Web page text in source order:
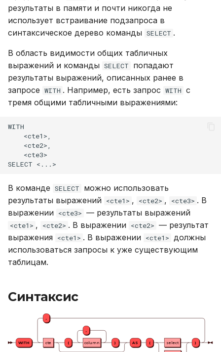
и
я
и
а
версионирования
Резервное копирование
Управление доступом
Аутентификация с
помощью LDAP/LDAPS
Включение протокола
Использование журнала
аудита
сайзингу
Настройка Systemd
Устранение неполадок
CREATE PLUGIN
CREATE PROCEDURE
CREATE ROLE
CREATE TABLE
DELETE
DROP INDEX
DROP PLUGIN
DROP PROCEDURE
DROP ROLE
DROP TABLE
LIKE
SUBSTR
SUBSTRING
TRIM
UPPER
Дата и время
Описание системных
Интерфейс RPC API
Файберы, потоки и
многозадачность
Внешний модуль аудита
результаты в памяти и почти никогда не
использует встраивание подзапроса в
синтаксическое дерево команды SELECT .
В область видимости общих табличных
выражений и команды SELECT
попадают
результаты выражений, описанных ранее в
запросе WITH . Например, есть запрос WITH с
тремя общими табличными выражениями:
WITH
    <cte1>,
    <cte2>,
    <cte3>
В команде SELECT
можно использовать
результаты выражений <cte1> , <cte2> , <cte3> . В
выражении <cte3> — результаты выражений
<cte1> , <cte2> . В выражении <cte2> — результат
выражения <cte1> . В выражении <cte1> должны
использоваться запросы к уже существующим
таблицам.
Синтаксис
WITH cte ( column ) AS ( select )
,